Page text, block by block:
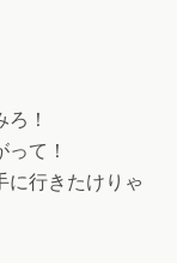
！
て！
行きたけりゃ